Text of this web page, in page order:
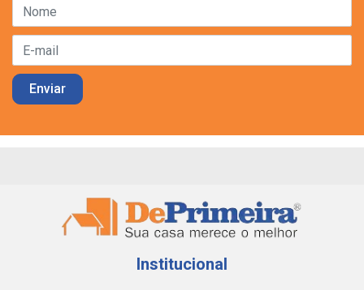
Institucional